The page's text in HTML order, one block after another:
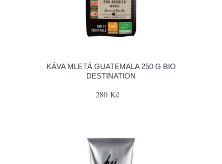
KÁVA MLETÁ GUATEMALA 250 G BIO
DESTINATION
280 Kč